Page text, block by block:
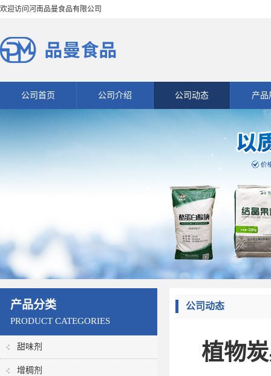
欢迎访问河南品曼食品有限公司
公司首页 公司介绍 公司动态 产品
产品分类
PRODUCT CATEGORIES
甜味剂
增稠剂
公司动态
植物